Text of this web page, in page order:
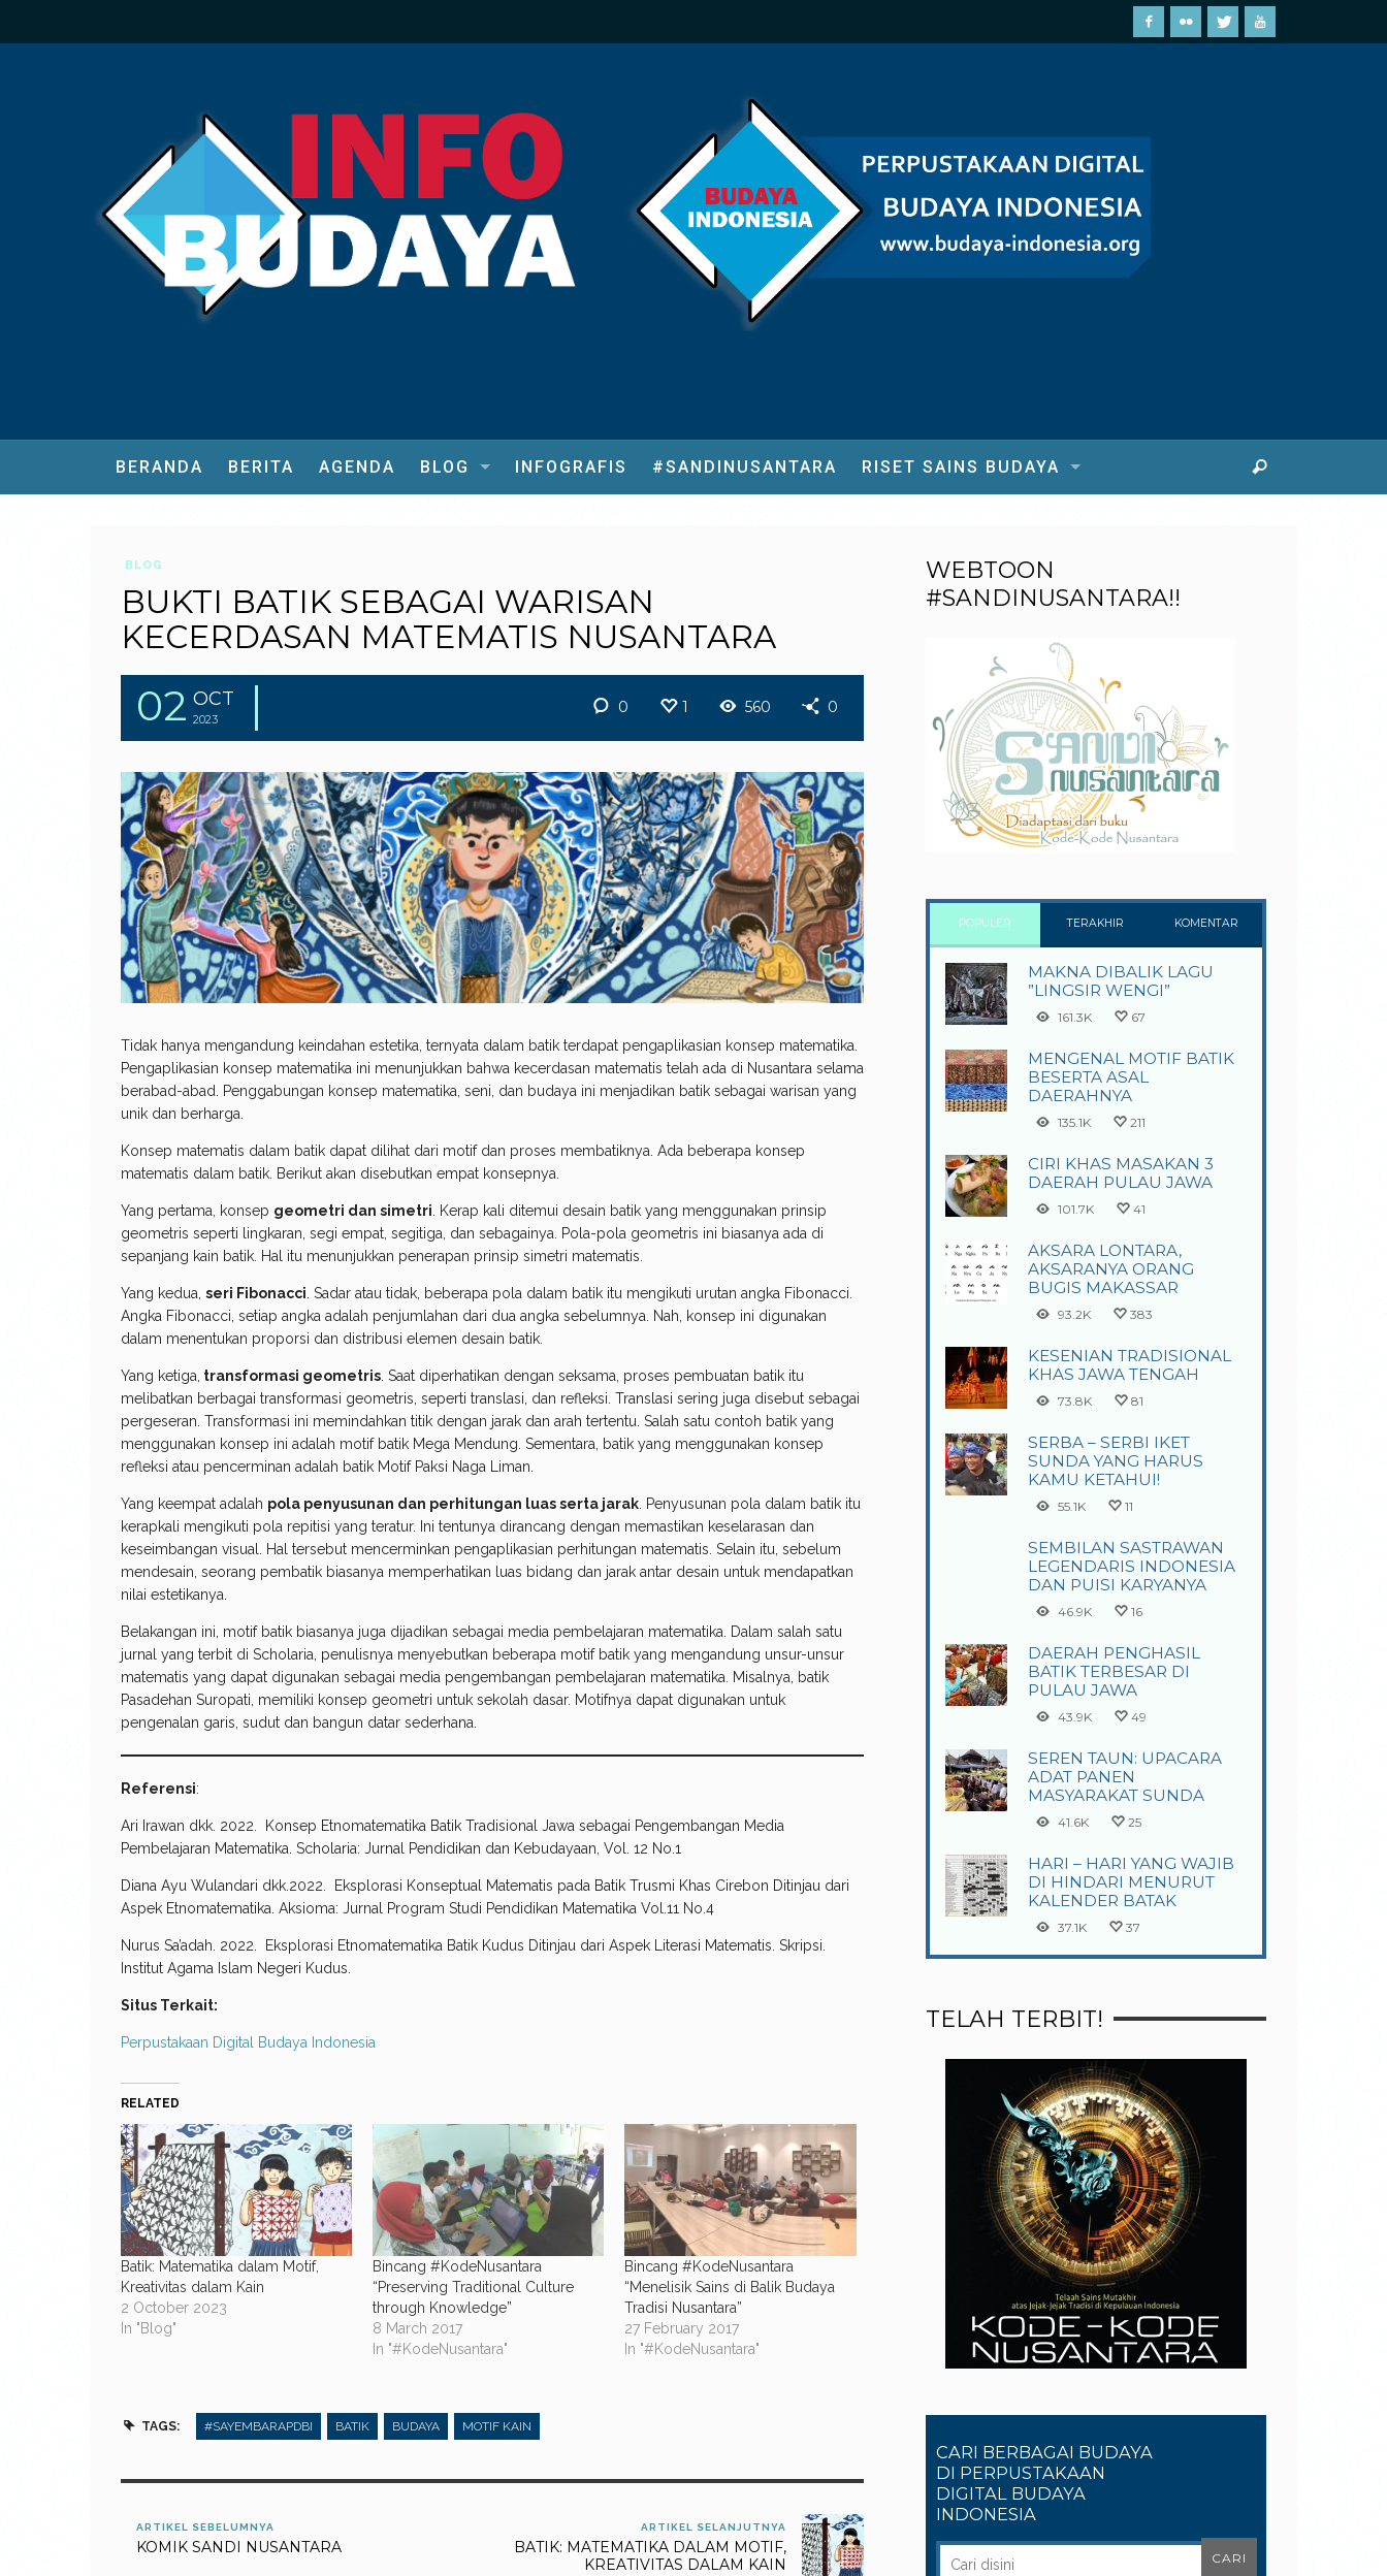
BERANDA BERITA AGENDA BLOG INFOGRAFIS #SANDINUSANTARA RISET SAINS BUDAYA
BLOG
BUKTI BATIK SEBAGAI WARISAN
KECERDASAN MATEMATIS NUSANTARA
02 OCT
2023
0 1 560 0
Tidak hanya mengandung keindahan estetika, ternyata dalam batik terdapat pengaplikasian konsep matematika.
Pengaplikasian konsep matematika ini menunjukkan bahwa kecerdasan matematis telah ada di Nusantara selama
berabad-abad. Penggabungan konsep matematika, seni, dan budaya ini menjadikan batik sebagai warisan yang
unik dan berharga.
Konsep matematis dalam batik dapat dilihat dari motif dan proses membatiknya. Ada beberapa konsep
matematis dalam batik. Berikut akan disebutkan empat konsepnya.
Yang pertama, konsep geometri dan simetri . Kerap kali ditemui desain batik yang menggunakan prinsip
geometris seperti lingkaran, segi empat, segitiga, dan sebagainya. Pola-pola geometris ini biasanya ada di
sepanjang kain batik. Hal itu menunjukkan penerapan prinsip simetri matematis.
Yang kedua, seri Fibonacci . Sadar atau tidak, beberapa pola dalam batik itu mengikuti urutan angka Fibonacci.
Angka Fibonacci, setiap angka adalah penjumlahan dari dua angka sebelumnya. Nah, konsep ini digunakan
dalam menentukan proporsi dan distribusi elemen desain batik.
Yang ketiga, transformasi geometris . Saat diperhatikan dengan seksama, proses pembuatan batik itu
melibatkan berbagai transformasi geometris, seperti translasi, dan refleksi. Translasi sering juga disebut sebagai
pergeseran. Transformasi ini memindahkan titik dengan jarak dan arah tertentu. Salah satu contoh batik yang
menggunakan konsep ini adalah motif batik Mega Mendung. Sementara, batik yang menggunakan konsep
refleksi atau pencerminan adalah batik Motif Paksi Naga Liman.
Yang keempat adalah pola penyusunan dan perhitungan luas serta jarak . Penyusunan pola dalam batik itu
kerapkali mengikuti pola repitisi yang teratur. Ini tentunya dirancang dengan memastikan keselarasan dan
keseimbangan visual. Hal tersebut mencerminkan pengaplikasian perhitungan matematis. Selain itu, sebelum
mendesain, seorang pembatik biasanya memperhatikan luas bidang dan jarak antar desain untuk mendapatkan
nilai estetikanya.
Belakangan ini, motif batik biasanya juga dijadikan sebagai media pembelajaran matematika. Dalam salah satu
jurnal yang terbit di Scholaria, penulisnya menyebutkan beberapa motif batik yang mengandung unsur-unsur
matematis yang dapat digunakan sebagai media pengembangan pembelajaran matematika. Misalnya, batik
Pasadehan Suropati, memiliki konsep geometri untuk sekolah dasar. Motifnya dapat digunakan untuk
pengenalan garis, sudut dan bangun datar sederhana.
Referensi:
Ari Irawan dkk. 2022. Konsep Etnomatematika Batik Tradisional Jawa sebagai Pengembangan Media
Pembelajaran Matematika. Scholaria: Jurnal Pendidikan dan Kebudayaan, Vol. 12 No.1
Diana Ayu Wulandari dkk.2022. Eksplorasi Konseptual Matematis pada Batik Trusmi Khas Cirebon Ditinjau dari
Aspek Etnomatematika. Aksioma: Jurnal Program Studi Pendidikan Matematika Vol.11 No.4
Nurus Sa’adah. 2022. Eksplorasi Etnomatematika Batik Kudus Ditinjau dari Aspek Literasi Matematis. Skripsi.
Institut Agama Islam Negeri Kudus.
Situs Terkait:
Perpustakaan Digital Budaya Indonesia
RELATED
Batik: Matematika dalam Motif,
Kreativitas dalam Kain
2 October 2023
In "Blog"
Bincang #KodeNusantara
“Preserving Traditional Culture
through Knowledge”
8 March 2017
In "#KodeNusantara"
Bincang #KodeNusantara
“Menelisik Sains di Balik Budaya
Tradisi Nusantara”
27 February 2017
In "#KodeNusantara"
TAGS: #SAYEMBARAPDBI BATIK BUDAYA MOTIF KAIN
ARTIKEL SEBELUMNYA
KOMIK SANDI NUSANTARA
ARTIKEL SELANJUTNYA
BATIK: MATEMATIKA DALAM MOTIF,
KREATIVITAS DALAM KAIN
WEBTOON
#SANDINUSANTARA!!
POPULER TERAKHIR KOMENTAR
MAKNA DIBALIK LAGU
”LINGSIR WENGI”
161.3K 67
MENGENAL MOTIF BATIK
BESERTA ASAL
DAERAHNYA
135.1K 211
CIRI KHAS MASAKAN 3
DAERAH PULAU JAWA
101.7K 41
AKSARA LONTARA,
AKSARANYA ORANG
BUGIS MAKASSAR
93.2K 383
KESENIAN TRADISIONAL
KHAS JAWA TENGAH
73.8K 81
SERBA – SERBI IKET
SUNDA YANG HARUS
KAMU KETAHUI!
55.1K 11
SEMBILAN SASTRAWAN
LEGENDARIS INDONESIA
DAN PUISI KARYANYA
46.9K 16
DAERAH PENGHASIL
BATIK TERBESAR DI
PULAU JAWA
43.9K 49
SEREN TAUN: UPACARA
ADAT PANEN
MASYARAKAT SUNDA
41.6K 25
HARI – HARI YANG WAJIB
DI HINDARI MENURUT
KALENDER BATAK
37.1K 37
TELAH TERBIT!
CARI BERBAGAI BUDAYA
DI PERPUSTAKAAN
DIGITAL BUDAYA
INDONESIA